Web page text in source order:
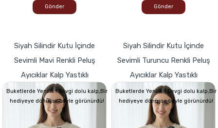
Gönder Gönder
Siyah Silindir Kutu İçinde
Sevimli Mavi Renkli Peluş
Ayıcıklar Kalp Yastıklı
Buketlerde Yenilik ! Sevgi dolu kalp,Bir
hediyeye dönüşse böyle görünürdü!
Siyah Silindir Kutu İçinde
Sevimli Turuncu Renkli Peluş
Ayıcıklar Kalp Yastıklı
Buketlerde Yenilik ! Sevgi dolu kalp,Bir
hediyeye dönüşse böyle görünürdü!